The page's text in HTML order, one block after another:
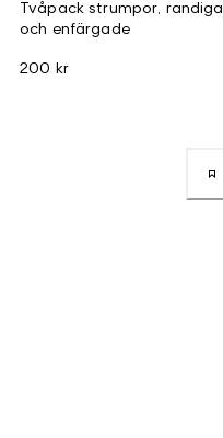
Tvåpack strumpor, randiga
och enfärgade
200 kr